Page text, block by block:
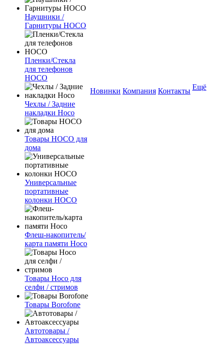
Наушники /
Гарнитуры HOCO
Пленки/Стекла
для телефонов
HOCO
Чехлы / Задние
накладки Hoco
Товары HOCO для
дома
Универсальные
портативные
колонки HOCO
Флеш-накопитель/
карта памяти Hoco
Товары Hoco для
селфи / стримов
Товары Borofone
Автотовары /
Автоаксессуары
Новинки Компания Контакты Ещё